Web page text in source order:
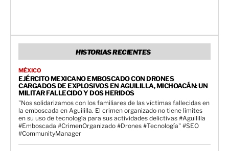
HISTORIAS RECIENTES
MÉXICO
EJÉRCITO MEXICANO EMBOSCADO CON DRONES
CARGADOS DE EXPLOSIVOS EN AGUILILLA, MICHOACÁN: UN
MILITAR FALLECIDO Y DOS HERIDOS
"Nos solidarizamos con los familiares de las víctimas fallecidas en
la emboscada en Aguililla. El crimen organizado no tiene límites
en su uso de tecnología para sus actividades delictivas #Aguililla
#Emboscada #CrimenOrganizado #Drones #Tecnología" #SEO
#CommunityManager